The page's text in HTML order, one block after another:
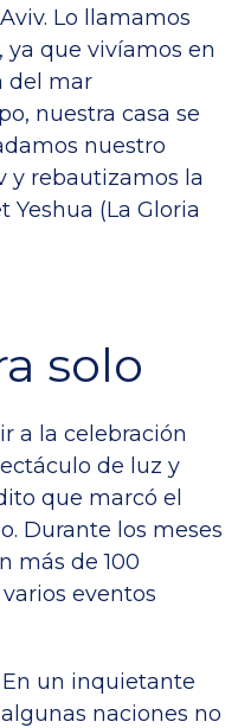
Lo llamamos
ya que vivíamos en
del mar
nuestra casa se
nuestro
y rebautizamos la
(La Gloria
solo
a la celebración
de luz y
que marcó el
Durante los meses
más de 100
eventos
En un inquietante
naciones no